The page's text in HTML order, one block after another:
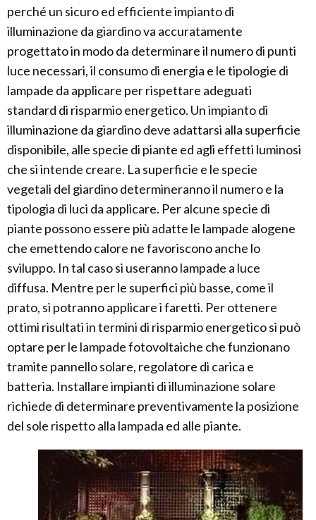
perché un sicuro ed efficiente impianto di
illuminazione da giardino va accuratamente
progettato in modo da determinare il numero di punti
luce necessari, il consumo di energia e le tipologie di
lampade da applicare per rispettare adeguati
standard di risparmio energetico. Un impianto di
illuminazione da giardino deve adattarsi alla superficie
disponibile, alle specie di piante ed agli effetti luminosi
che si intende creare. La superficie e le specie
vegetali del giardino determineranno il numero e la
tipologia di luci da applicare. Per alcune specie di
piante possono essere più adatte le lampade alogene
che emettendo calore ne favoriscono anche lo
sviluppo. In tal caso si useranno lampade a luce
diffusa. Mentre per le superfici più basse, come il
prato, si potranno applicare i faretti. Per ottenere
ottimi risultati in termini di risparmio energetico si può
optare per le lampade fotovoltaiche che funzionano
tramite pannello solare, regolatore di carica e
batteria. Installare impianti di illuminazione solare
richiede di determinare preventivamente la posizione
del sole rispetto alla lampada ed alle piante.